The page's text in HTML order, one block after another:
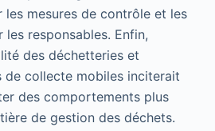
les mesures de contrôle et les
responsables. Enfin,
des déchetteries et
de collecte mobiles inciterait
des comportements plus
de gestion des déchets.